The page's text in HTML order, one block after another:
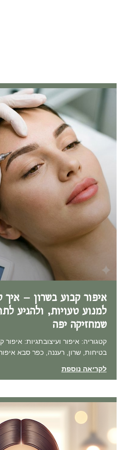
איפור קבוע בשרון – איך
למנוע טעויות, ולהגיע
שמחזיקה יפה
קטגוריה: איפור ועיצובתגיות: איפור
בטיחות, שרון, רעננה, כפר סבא איפור
לקריאה נוספת